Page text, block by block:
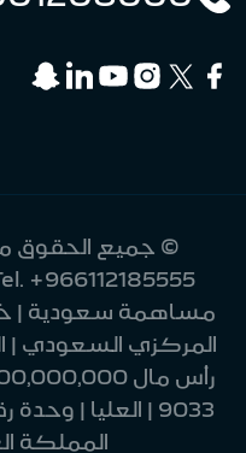
© جميع الحقوق
+966112185555
مساهمة سعودية |
المملكة